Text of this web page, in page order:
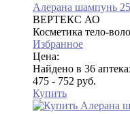
Алерана шампунь
ВЕРТЕКС АО
Косметика тело-
Избранное
Цена:
Найдено в 36
475 - 752 руб.
Купить